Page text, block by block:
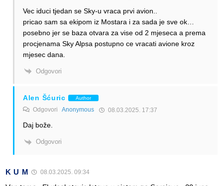
Vec iduci tjedan se Sky-u vraca prvi avion..
pricao sam sa ekipom iz Mostara i za sada je sve ok…
posebno jer se baza otvara za vise od 2 mjeseca a prema
procjenama Sky Alpsa postupno ce vracati avione kroz
mjesec dana.
Odgovori
Alen Šćuric Author
Odgovori Anonymous 08.03.2025. 17:37
Daj bože.
Odgovori
K U M 08.03.2025. 09:34